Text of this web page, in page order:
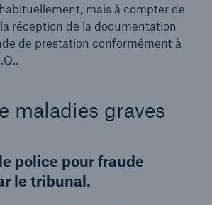
mais à compter de
réception de la documentation
de prestation conformément à
maladies graves
police pour fraude
le tribunal.